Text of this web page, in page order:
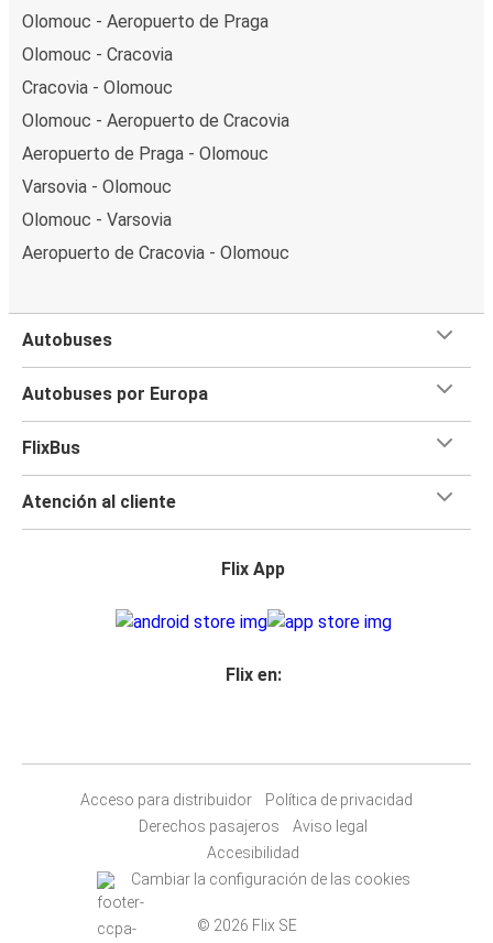
Olomouc - Aeropuerto de Praga
Olomouc - Cracovia
Cracovia - Olomouc
Olomouc - Aeropuerto de Cracovia
Aeropuerto de Praga - Olomouc
Varsovia - Olomouc
Olomouc - Varsovia
Aeropuerto de Cracovia - Olomouc
Autobuses
Autobuses por Europa
FlixBus
Atención al cliente
Flix App
Flix en:
Acceso para distribuidor
Política de privacidad
Derechos pasajeros
Aviso legal
Accesibilidad
Cambiar la configuración de las cookies
© 2026 Flix SE